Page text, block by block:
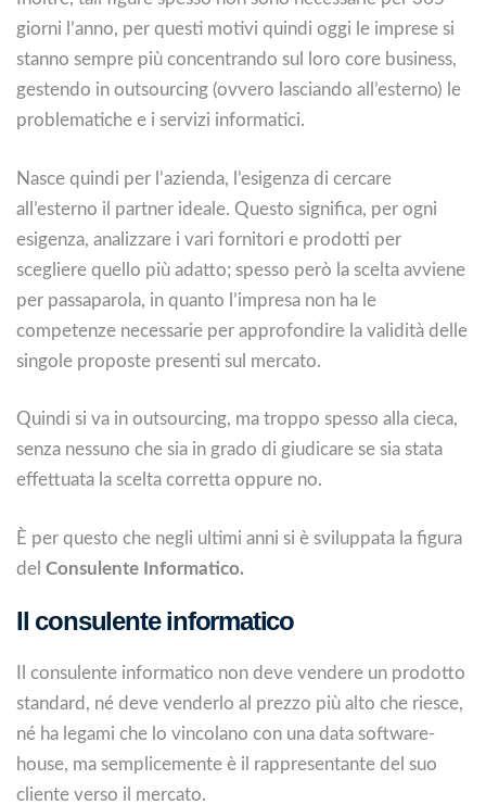
giorni l’anno, per questi motivi quindi oggi le imprese si
stanno sempre più concentrando sul loro core business,
gestendo in outsourcing (ovvero lasciando all’esterno) le
problematiche e i servizi informatici.
Nasce quindi per l’azienda, l’esigenza di cercare
all’esterno il partner ideale. Questo significa, per ogni
esigenza, analizzare i vari fornitori e prodotti per
scegliere quello più adatto; spesso però la scelta avviene
per passaparola, in quanto l’impresa non ha le
competenze necessarie per approfondire la validità delle
singole proposte presenti sul mercato.
Quindi si va in outsourcing, ma troppo spesso alla cieca,
senza nessuno che sia in grado di giudicare se sia stata
effettuata la scelta corretta oppure no.
È per questo che negli ultimi anni si è sviluppata la figura
del Consulente Informatico.
Il consulente informatico
Il consulente informatico non deve vendere un prodotto
standard, né deve venderlo al prezzo più alto che riesce,
né ha legami che lo vincolano con una data software-
house, ma semplicemente è il rappresentante del suo
cliente verso il mercato.